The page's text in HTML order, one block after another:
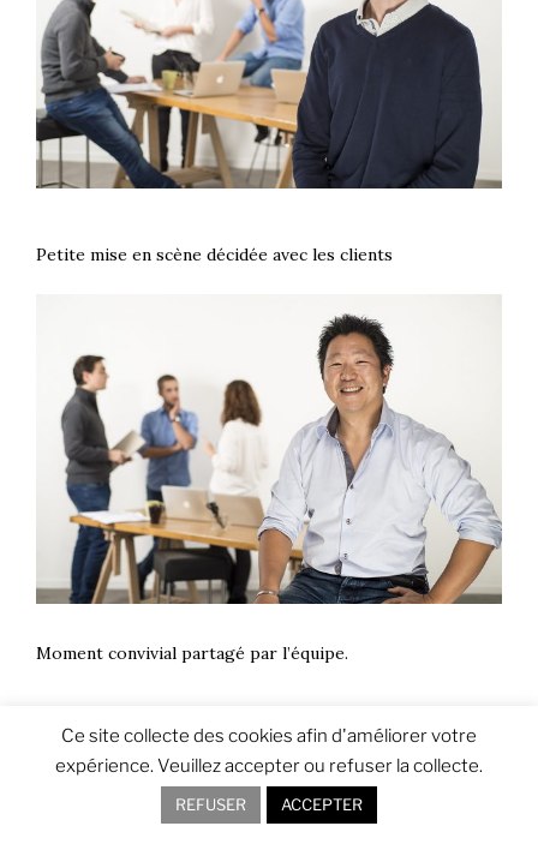
Petite mise en scène décidée avec les clients
Moment convivial partagé par l’équipe.
Ce site collecte des cookies afin d'améliorer votre
expérience. Veuillez accepter ou refuser la collecte.
REFUSER ACCEPTER